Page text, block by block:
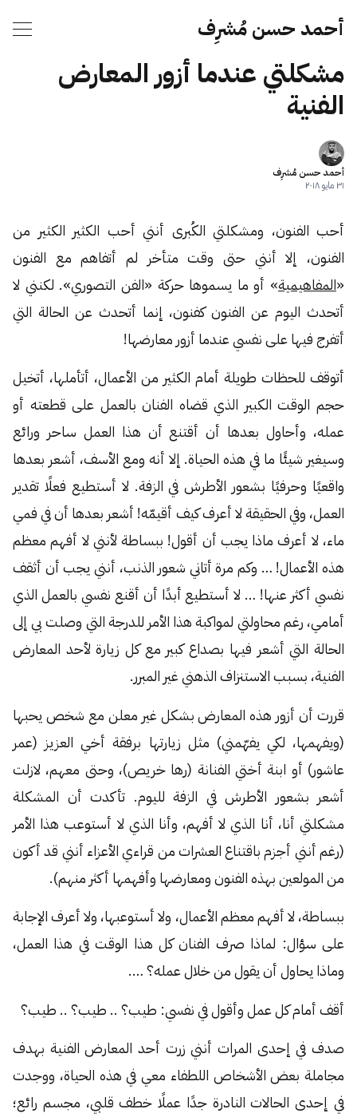
أحمد حسن مُشرِف
مشكلتي عندما أزور المعارض
الفنية
أحمد حسن مُشرِف
٣١ مايو ٢٠١٨
أحب الفنون، ومشكلتي الكُبرى أنني أحب الكثير الكثير من
الفنون، إلا أنني حتى وقت متأخر لم أتفاهم مع الفنون
«المفاهيمية» أو ما يسموها حركة «الفن التصوري». لكنني لا
أتحدث اليوم عن الفنون كفنون، إنما أتحدث عن الحالة التي
أتفرج فيها على نفسي عندما أزور معارضها!
أتوقف للحظات طويلة أمام الكثير من الأعمال، أتأملها، أتخيل
حجم الوقت الكبير الذي قضاه الفنان بالعمل على قطعته أو
عمله، وأحاول بعدها أن أقتنع أن هذا العمل ساحر ورائع
وسيغير شيئًا ما في هذه الحياة. إلا أنه ومع الأسف، أشعر بعدها
واقعيًا وحرفيًا بشعور الأطرش في الزفة. لا أستطيع فعلًا تقدير
العمل، وفي الحقيقة لا أعرف كيف أقيمّه! أشعر بعدها أن في فمي
ماء، لا أعرف ماذا يجب أن أقول! ببساطة لأنني لا أفهم معظم
هذه الأعمال! … وكم مرة أتاني شعور الذنب، أنني يجب أن أثقف
نفسي أكثر عنها! … لا أستطيع أبدًا أن أقنع نفسي بالعمل الذي
أمامي، رغم محاولتي لمواكبة هذا الأمر للدرجة التي وصلت بي إلى
الحالة التي أشعر فيها بصداع كبير مع كل زيارة لأحد المعارض
الفنية، بسبب الاستنزاف الذهني غير المبرر.
قررت أن أزور هذه المعارض بشكل غير معلن مع شخص يحبها
(ويفهمها، لكي يفهّمني) مثل زيارتها برفقة أخي العزيز (عمر
عاشور) أو ابنة أختي الفنانة (رها خريص)، وحتى معهم، لازلت
أشعر بشعور الأطرش في الزفة لليوم. تأكدت أن المشكلة
مشكلتي أنا، أنا الذي لا أفهم، وأنا الذي لا أستوعب هذا الأمر
(رغم أنني أجزم باقتناع العشرات من قراءي الأعزاء أنني قد أكون
من المولعين بهذه الفنون ومعارضها وأفهمها أكثر منهم).
ببساطة، لا أفهم معظم الأعمال، ولا أستوعبها، ولا أعرف الإجابة
على سؤال: لماذا صرف الفنان كل هذا الوقت في هذا العمل،
وماذا يحاول أن يقول من خلال عمله؟ ….
أقف أمام كل عمل وأقول في نفسي: طيب؟ .. طيب؟ .. طيب؟
صدف في إحدى المرات أنني زرت أحد المعارض الفنية بهدف
مجاملة بعض الأشخاص اللطفاء معي في هذه الحياة، ووجدت
في إحدى الحالات النادرة جدًا عملًا خطف قلبي، مجسم رائع؛